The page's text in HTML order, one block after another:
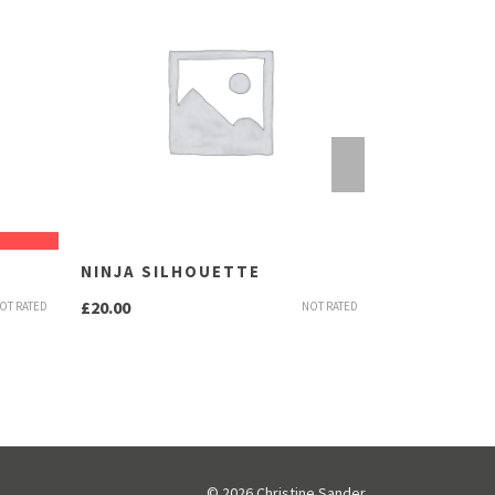
RATED
NINJA SILHOUETTE
NOT RATED
£20.00